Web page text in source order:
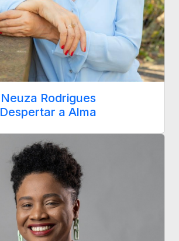
Neuza Rodrigues
Despertar a Alma